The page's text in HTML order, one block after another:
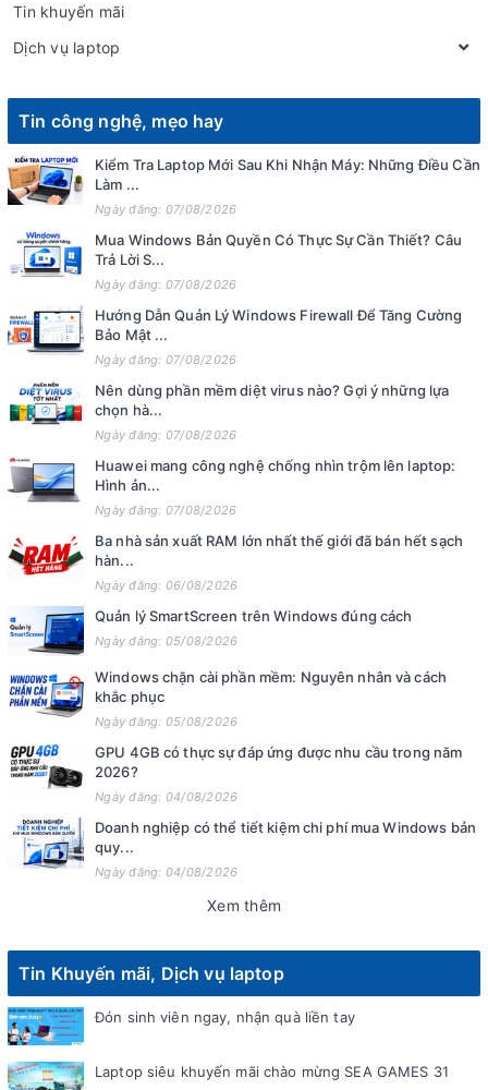
Tin khuyến mãi
Dịch vụ laptop
Tin công nghệ, mẹo hay
Kiểm Tra Laptop Mới Sau Khi Nhận Máy: Những Điều Cần
Làm ...
Ngày đăng: 07/08/2026
Mua Windows Bản Quyền Có Thực Sự Cần Thiết? Câu
Trả Lời S...
Ngày đăng: 07/08/2026
Hướng Dẫn Quản Lý Windows Firewall Để Tăng Cường
Bảo Mật ...
Ngày đăng: 07/08/2026
Nên dùng phần mềm diệt virus nào? Gợi ý những lựa
chọn hà...
Ngày đăng: 07/08/2026
Huawei mang công nghệ chống nhìn trộm lên laptop:
Hình ản...
Ngày đăng: 07/08/2026
Ba nhà sản xuất RAM lớn nhất thế giới đã bán hết sạch
hàn...
Ngày đăng: 06/08/2026
Quản lý SmartScreen trên Windows đúng cách
Ngày đăng: 05/08/2026
Windows chặn cài phần mềm: Nguyên nhân và cách
khắc phục
Ngày đăng: 05/08/2026
GPU 4GB có thực sự đáp ứng được nhu cầu trong năm
2026?
Ngày đăng: 04/08/2026
Doanh nghiệp có thể tiết kiệm chi phí mua Windows bản
quy...
Ngày đăng: 04/08/2026
Xem thêm
Tin Khuyến mãi, Dịch vụ laptop
Đón sinh viên ngay, nhận quà liền tay
Laptop siêu khuyến mãi chào mừng SEA GAMES 31